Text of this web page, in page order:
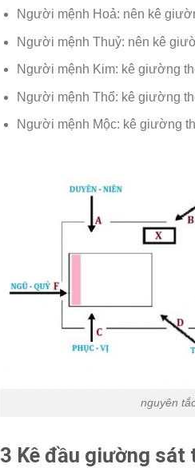
Người mệnh Hoả: nên kê
Người mệnh Thuỷ: nên kê
Người mệnh Kim: kê giường
Người mệnh Thổ: kê giường
Người mệnh Mộc: kê giường
nguyên
3 Kê đầu giường sát